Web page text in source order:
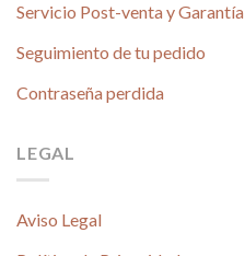
Servicio Post-venta y Garantía
Seguimiento de tu pedido
Contraseña perdida
LEGAL
Aviso Legal